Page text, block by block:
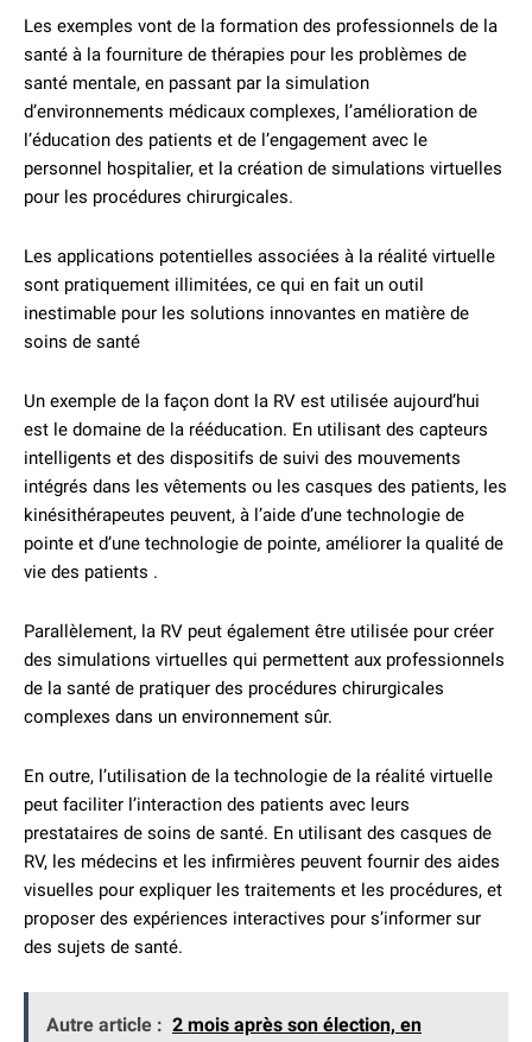
Les exemples vont de la formation des professionnels de la
santé à la fourniture de thérapies pour les problèmes de
santé mentale, en passant par la simulation
d’environnements médicaux complexes, l’amélioration de
l’éducation des patients et de l’engagement avec le
personnel hospitalier, et la création de simulations virtuelles
pour les procédures chirurgicales.
Les applications potentielles associées à la réalité virtuelle
sont pratiquement illimitées, ce qui en fait un outil
inestimable pour les solutions innovantes en matière de
soins de santé
Un exemple de la façon dont la RV est utilisée aujourd’hui
est le domaine de la rééducation. En utilisant des capteurs
intelligents et des dispositifs de suivi des mouvements
intégrés dans les vêtements ou les casques des patients, les
kinésithérapeutes peuvent, à l’aide d’une technologie de
pointe et d’une technologie de pointe, améliorer la qualité de
vie des patients .
Parallèlement, la RV peut également être utilisée pour créer
des simulations virtuelles qui permettent aux professionnels
de la santé de pratiquer des procédures chirurgicales
complexes dans un environnement sûr.
En outre, l’utilisation de la technologie de la réalité virtuelle
peut faciliter l’interaction des patients avec leurs
prestataires de soins de santé. En utilisant des casques de
RV, les médecins et les infirmières peuvent fournir des aides
visuelles pour expliquer les traitements et les procédures, et
proposer des expériences interactives pour s’informer sur
des sujets de santé.
Autre article : 2 mois après son élection, en